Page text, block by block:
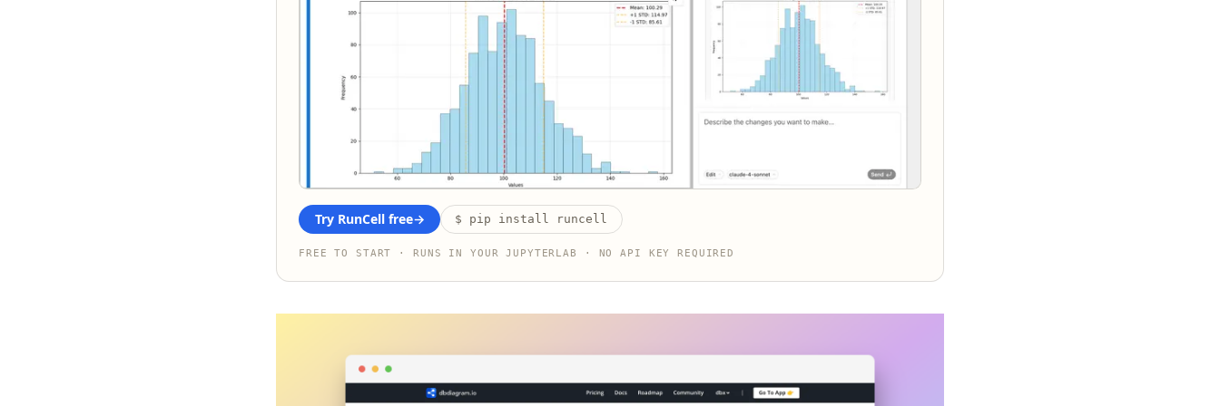
Try RunCell free→ $ pip install runcell
FREE TO START · RUNS IN YOUR JUPYTERLAB · NO API KEY REQUIRED